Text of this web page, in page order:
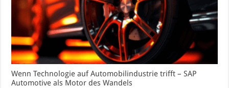
Wenn Technologie auf Automobilindustrie trifft – SAP
Automotive als Motor des Wandels